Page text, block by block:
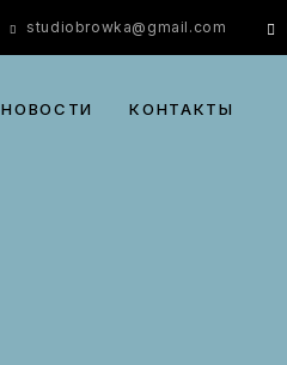
studiobrowka@gmail.com
НОВОСТИ КОНТАКТЫ